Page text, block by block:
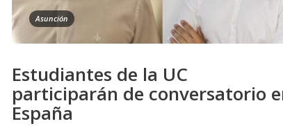
Asunción
Estudiantes de la UC
participarán de conversatorio
España